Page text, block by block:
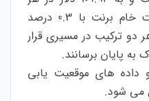
بشکه رسید، در حالی که نفت خام برنت با 0.3 درصد
رسید. هر دو ترکیب در مسیری قرار
به پایان برسانند.
داده های موقعیت یابی